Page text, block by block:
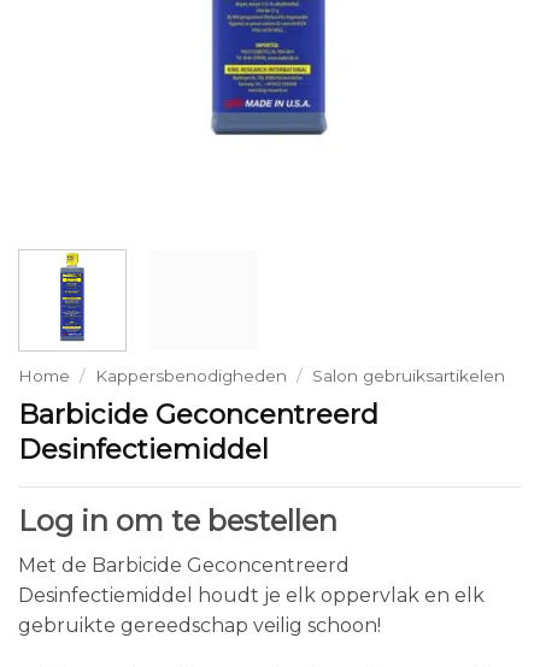
Home / Kappersbenodigheden / Salon gebruiksartikelen
Barbicide Geconcentreerd
Desinfectiemiddel
Log in om te bestellen
Met de Barbicide Geconcentreerd
Desinfectiemiddel houdt je elk oppervlak en elk
gebruikte gereedschap veilig schoon!